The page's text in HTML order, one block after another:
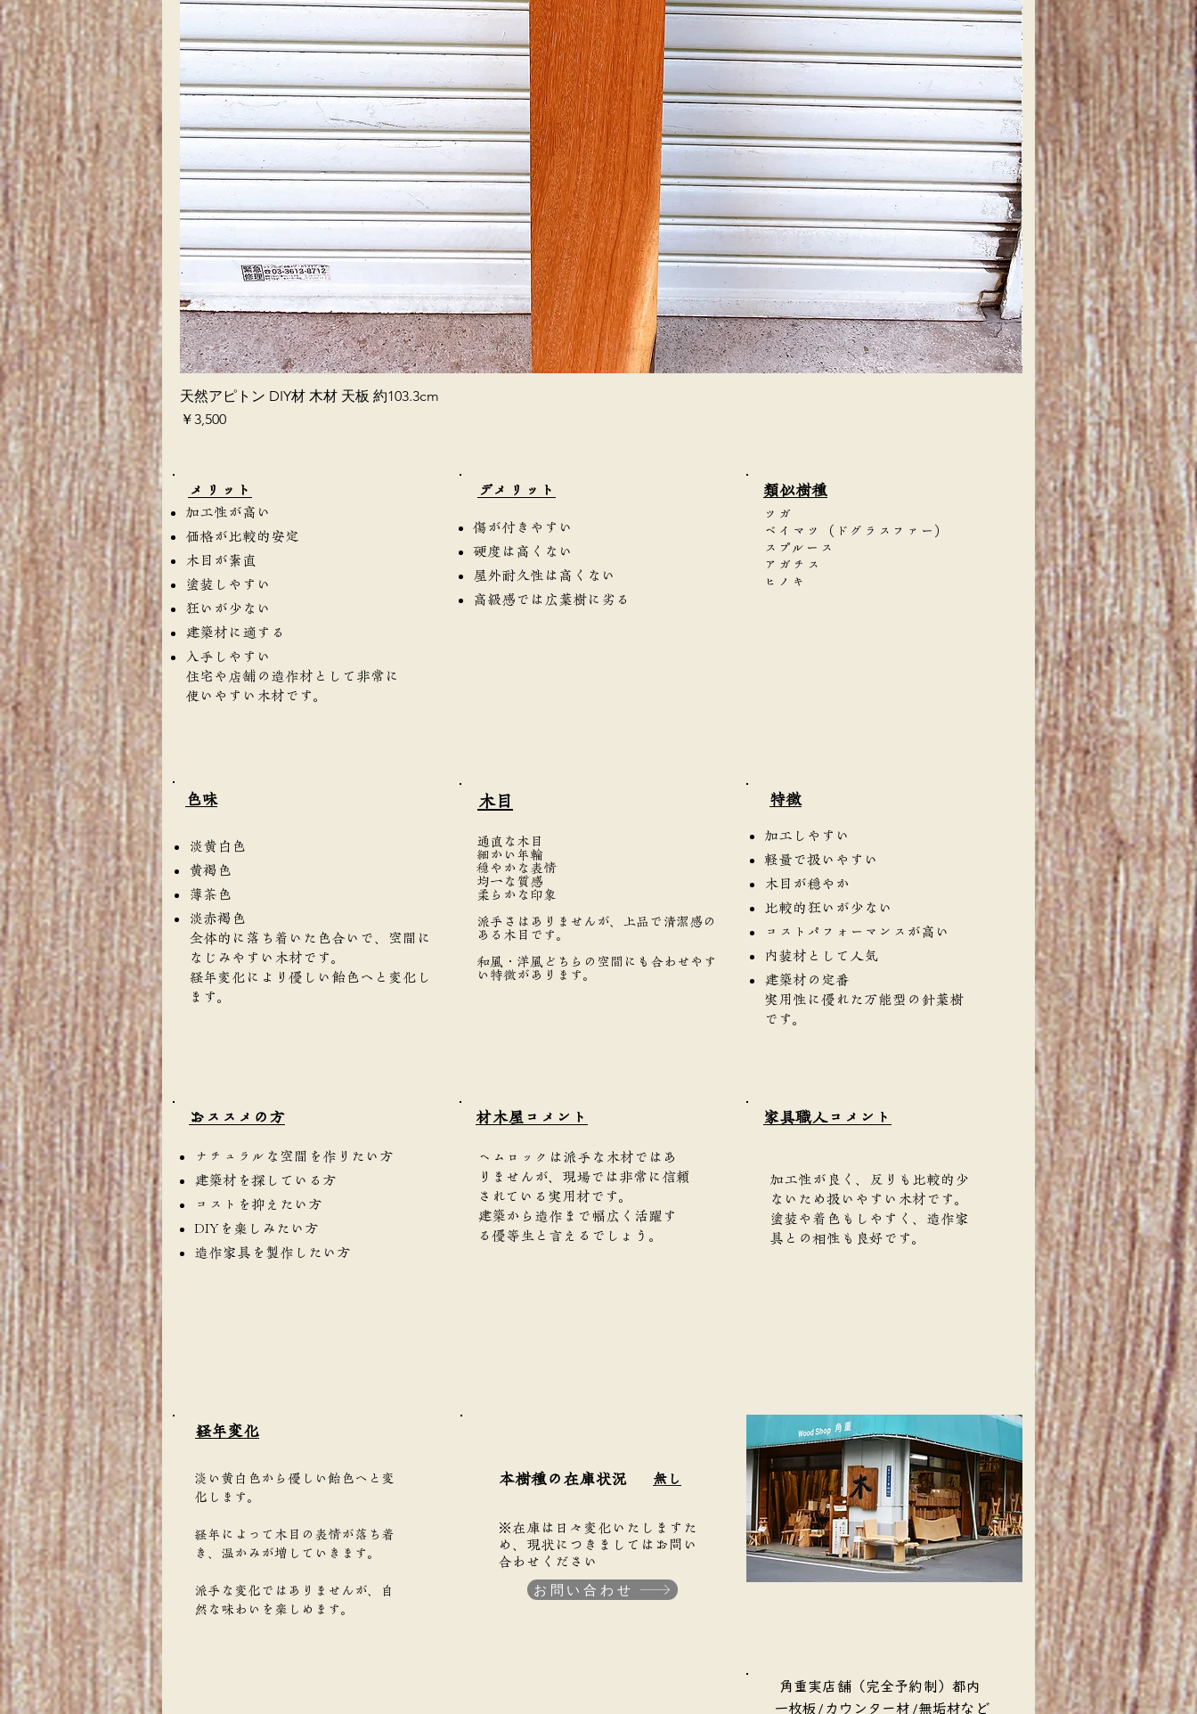
天然アピトン DIY材 木材 天板 約103.3cm
価格
￥3,500
天然檜 一枚板 カウンター
価格
￥4,000
​メリット
加工性が高い
価格が比較的安定
木目が素直
塗装しやすい
狂いが少ない
建築材に適する
入手しやすい
住宅や店舗の造作材として非常に
使いやすい木材です。
​デメリット
傷が付きやすい
硬度は高くない
屋外耐久性は高くない
高級感では広葉樹に劣る
類似樹種
ツガ
ベイマツ（ドグラスファー）
スプルース
アガチス
ヒノキ
​色味
淡黄白色
黄褐色
薄茶色
淡赤褐色
全体的に落ち着いた色合いで、空間に
なじみやすい木材です。
経年変化により優しい飴色へと変化し
ます。
​木目
通直な木目
細かい年輪
穏やかな表情
均一な質感
柔らかな印象
派手さはありませんが、上品で清潔感の
ある木目です。
和風・洋風どちらの空間にも合わせやす
い特徴があります。
​特徴
加工しやすい
軽量で扱いやすい
木目が穏やか
比較的狂いが少ない
コストパフォーマンスが高い
内装材として人気
建築材の定番
実用性に優れた万能型の針葉樹
です。
​おススメの方
ナチュラルな空間を作りたい方
建築材を探している方
コストを抑えたい方
DIYを楽しみたい方
造作家具を製作したい方
​材木屋コメント
ヘムロックは派手な木材ではあ
りませんが、現場では非常に信頼
されている実用材です。
建築から造作まで幅広く活躍す
る優等生と言えるでしょう。
家具職人コメント
加工性が良く、反りも比較的少
ないため扱いやすい木材です。
塗装や着色もしやすく、造作家
具との相性も良好です。
​経年変化
淡い黄白色から優しい飴色へと変
化します。
経年によって木目の表情が落ち着
き、温かみが増していきます。
派手な変化ではありませんが、自
然な味わいを楽しめます。
本樹種の在庫状況 無し
※在庫は日々変化いたしますた
め、現状につきましてはお問い
合わせください
お問い合わせ
​角重実店舗（完全予約制）都内
​一枚板/カウンター材/無垢材など